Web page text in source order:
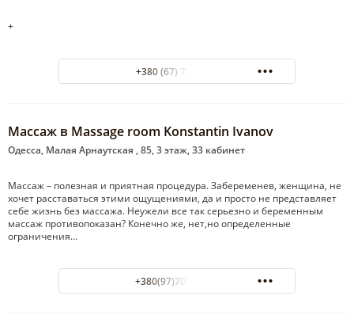
+
+380 (67) 7217832
Массаж в Massage room Konstantin Ivanov
Одесса, Малая Арнаутская , 85, 3 этаж, 33 кабинет
Массаж – полезная и приятная процедура. Забеременев, женщина, не
хочет расставаться этими ощущениями, да и просто не представляет
себе жизнь без массажа. Неужели все так серьезно и беременным
массаж противопоказан? Конечно же, нет,но определенные
ограничения…
+380(97)705-13-32